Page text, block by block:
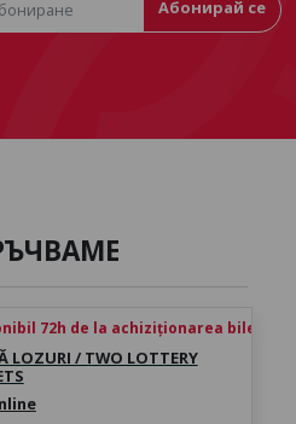
Абонирай се
72h de la achiziționarea biletului
LOZURI / TWO LOTTERY